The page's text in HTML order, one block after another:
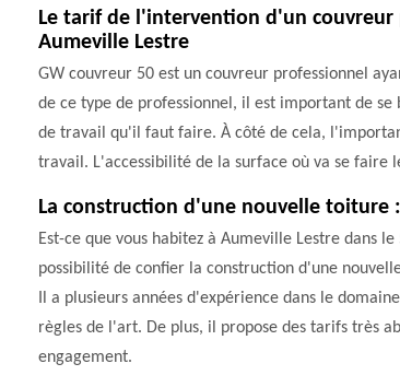
Le tarif de l'intervention d'un couvreur
Aumeville Lestre
GW couvreur 50 est un couvreur professionnel
de ce type de professionnel, il est important de
de travail qu'il faut faire. À côté de cela,
travail. L'accessibilité de la surface où va se faire
La construction d'une nouvelle toiture
Est-ce que vous habitez à Aumeville Lestre dans
possibilité de confier la construction d'une
Il a plusieurs années d'expérience dans le
règles de l'art. De plus, il propose des tarifs très
engagement.